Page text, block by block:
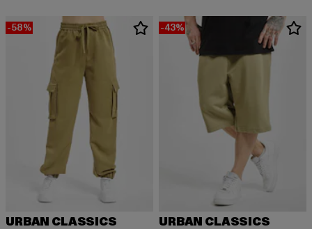
-58%
URBAN CLASSICS
-43%
URBAN CLASSICS